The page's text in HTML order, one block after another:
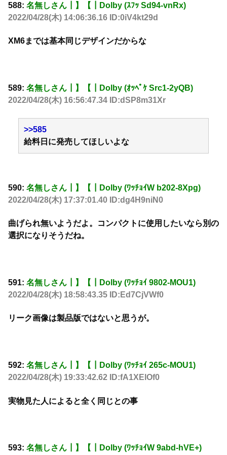
588: 名無しさん┃】【┃Dolby (ｽﾌｯ Sd94-vnRx)
2022/04/28(木) 14:06:36.16 ID:0iV4kt29d
XM6までは基本同じデザインだからな
589: 名無しさん┃】【┃Dolby (ｵｯﾍﾟｹ Src1-2yQB)
2022/04/28(木) 16:56:47.34 ID:dSP8m31Xr
>>585
給料日に発売してほしいよな
590: 名無しさん┃】【┃Dolby (ﾜｯﾁｮｲW b202-8Xpg)
2022/04/28(木) 17:37:01.40 ID:dg4H9niN0
曲げられ無いようだよ。コンパクトに使用したいなら別の
選択になりそうだね。
591: 名無しさん┃】【┃Dolby (ﾜｯﾁｮｲ 9802-MOU1)
2022/04/28(木) 18:58:43.35 ID:Ed7CjVWf0
リーク画像は製品版ではないと思うが。
592: 名無しさん┃】【┃Dolby (ﾜｯﾁｮｲ 265c-MOU1)
2022/04/28(木) 19:33:42.62 ID:fA1XElOf0
実物見た人によると全く同じとの事
593: 名無しさん┃】【┃Dolby (ﾜｯﾁｮｲW 9abd-hVE+)